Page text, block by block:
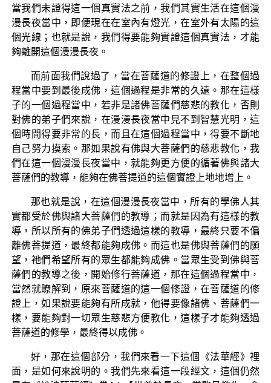
當我們未證得這一個真實法之前，我們其實生活在這個漫
漫長夜當中，即便現在在室內有燈光，在室外有太陽的這
個光線；也就是說，我們得要能夠實證這個真實法，才能
夠離開這個漫漫長夜。
而前面我們說過了，當在菩薩道的修證上，在整個過
程當中要到最後成佛，這個過程是非常的久遠。那在這樣
子的一個過程當中，若非是諸佛菩薩們慈悲的教化，否則
對佛的弟子們來說，在漫漫長夜當中見不到智慧光明，這
個時間得要非常的長，而且在這個過程當中，得要不斷地
自己努力摸索。那如果說有佛與大菩薩們的慈悲教化，我
們在這一個漫漫長夜當中，就能夠更方便的循著佛與諸大
菩薩們的教導，能夠在佛菩提道的這個實證上地地增上。
那也就是說，在這個漫漫長夜當中，所有的學佛人其
實都受於佛與諸大菩薩們的教導；而就是因為有這樣的教
導，所以所有的佛弟子們透過這樣的教導，最終只要不偏
離佛菩提道，最終都能夠成佛。而這也是佛與菩薩們的願
望，祂們希望所有的眾生都能夠成佛。當眾生受到佛與菩
薩們的教導之後，開始修行菩薩道，那在這個過程當中，
當然就瞭解到，原來菩薩道的這一個修證，在菩薩道的修
證上，如果說要能夠有所成就，他得要像諸佛、菩薩們一
樣，要能夠對一切眾生慈悲方便教化，這樣子才能夠透過
菩薩道的修學，最終得以成佛。
好，那在這個部分，我們來看一下這個《法華經》裡
面，是如何來說明的。我們先來看這一段經文，這個仍然